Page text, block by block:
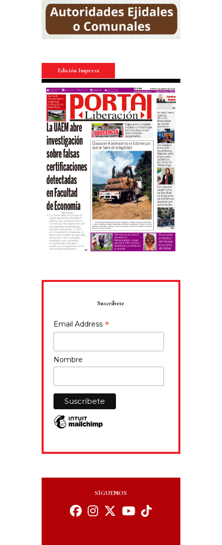
Edición Impresa
Suscríbete
Email Address *
Nombre
SÍGUENOS